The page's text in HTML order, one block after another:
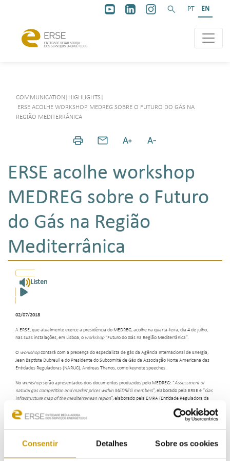
Consentir Detalhes Sobre os cookies
PT EN
COMMUNICATION HIGHLIGHTS
ERSE ACOLHE WORKSHOP MEDREG SOBRE O FUTURO DO GÁS NA
REGIÃO MEDITERRÂNICA
ERSE acolhe workshop
MEDREG sobre o Futuro
do Gás na Região
Mediterrânica
Listen
02/07/2018
A ERSE, que atualmente exerce a presidência do MEDREG, acolhe na quarta-feira, dia 4 de julho,
nas suas instalações, em Lisboa, o workshop“Futuro do Gás na Região Mediterrânica”.
O workshopcontará com a presença do especialista de gás da Agência Internacional de Energia,
Jean Baptiste Dubreuil e do Presidente do Subcomité de Gás da Associação Norte Americana das
Entidades Reguladoras (NARUC), Andreas Thanos, como keynote speeches.
No workshopserão apresentados dois documentos produzidos pelo MEDREG: “Assessment of
natural gas competition and market prices within MEDREG members”, elaborado pela ERSE e “Gas
infrastructure map of the mediterranean region”, elaborado pela EMRA (Entidade Reguladora da
O painel sobre o “Futuro do Gás na Região Mediterrânica” terá como moderador o vice-presidente
do MEDREG, do regulador italiano, e nele participarão vários especialistas europeus e
Comissão Europeia e de empresas de gás (REN, Enagas, GRTGas France).
Serão ainda apresentados os mais recentes desenvolvimentos do projeto TANAP (Trans-Anatolian